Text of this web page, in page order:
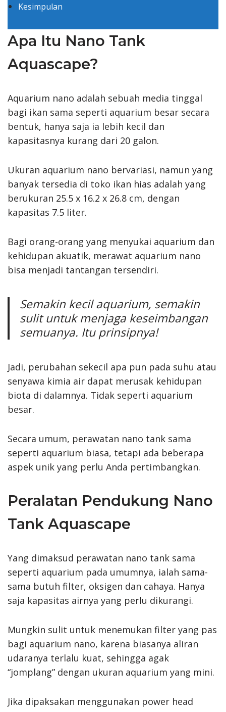
Kesimpulan
Apa Itu Nano Tank
Aquascape?
Aquarium nano adalah sebuah media tinggal
bagi ikan sama seperti aquarium besar secara
bentuk, hanya saja ia lebih kecil dan
kapasitasnya kurang dari 20 galon.
Ukuran aquarium nano bervariasi, namun yang
banyak tersedia di toko ikan hias adalah yang
berukuran 25.5 x 16.2 x 26.8 cm, dengan
kapasitas 7.5 liter.
Bagi orang-orang yang menyukai aquarium dan
kehidupan akuatik, merawat aquarium nano
bisa menjadi tantangan tersendiri.
Semakin kecil aquarium, semakin
sulit untuk menjaga keseimbangan
semuanya. Itu prinsipnya!
Jadi, perubahan sekecil apa pun pada suhu atau
senyawa kimia air dapat merusak kehidupan
biota di dalamnya. Tidak seperti aquarium
besar.
Secara umum, perawatan nano tank sama
seperti aquarium biasa, tetapi ada beberapa
aspek unik yang perlu Anda pertimbangkan.
Peralatan Pendukung Nano
Tank Aquascape
Yang dimaksud perawatan nano tank sama
seperti aquarium pada umumnya, ialah sama-
sama butuh filter, oksigen dan cahaya. Hanya
saja kapasitas airnya yang perlu dikurangi.
Mungkin sulit untuk menemukan filter yang pas
bagi aquarium nano, karena biasanya aliran
udaranya terlalu kuat, sehingga agak
“jomplang” dengan ukuran aquarium yang mini.
Jika dipaksakan menggunakan power head